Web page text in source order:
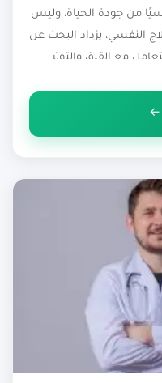
من جودة الحياة، وليس
النفسي، يزداد البحث عن
مع القلق والتوتر
[…]
←